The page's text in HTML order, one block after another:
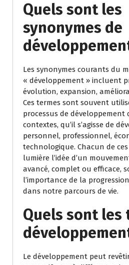
Quels sont les
synonymes de
Les synonymes courants du
« développement » incluent
évolution, expansion,
Ces termes sont souvent
processus de développement
contextes, qu’il s’agisse de
personnel, professionnel,
technologique. Chacun de
lumière l’idée d’un
avancé, complet ou efficace,
l’importance de la
dans notre parcours de vie.
Quels sont les
Le développement peut